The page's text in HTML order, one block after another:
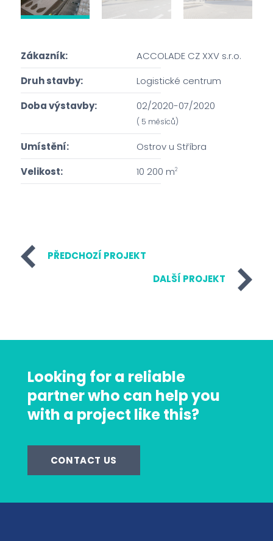
Zákazník:
ACCOLADE CZ XXV s.r.o.
Druh stavby:
Logistické centrum
Doba výstavby:
02/2020-07/2020
( 5 měsíců)
Umístění:
Ostrov u Stříbra
Velikost:
10 200 m2
PŘEDCHOZÍ PROJEKT
DALŠÍ PROJEKT
Looking for a reliable
partner who can help you
with a project like this?
CONTACT US